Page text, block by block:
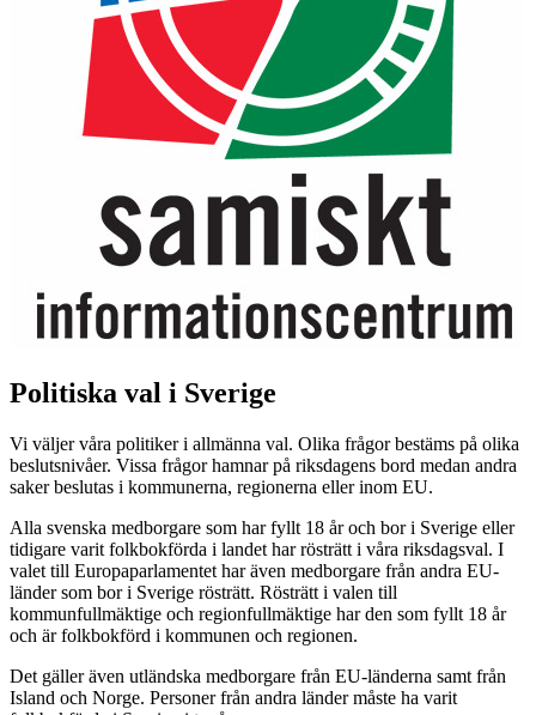
Politiska val i Sverige
Vi väljer våra politiker i allmänna val. Olika frågor bestäms på olika
beslutsnivåer. Vissa frågor hamnar på riksdagens bord medan andra
saker beslutas i kommunerna, regionerna eller inom EU.
Alla svenska medborgare som har fyllt 18 år och bor i Sverige eller
tidigare varit folkbokförda i landet har rösträtt i våra riksdagsval. I
valet till Europaparlamentet har även medborgare från andra EU-
länder som bor i Sverige rösträtt. Rösträtt i valen till
kommunfullmäktige och regionfullmäktige har den som fyllt 18 år
och är folkbokförd i kommunen och regionen.
Det gäller även utländska medborgare från EU-länderna samt från
Island och Norge. Personer från andra länder måste ha varit